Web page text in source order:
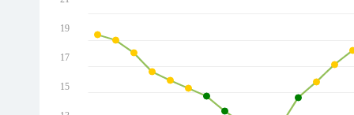
19
17
15